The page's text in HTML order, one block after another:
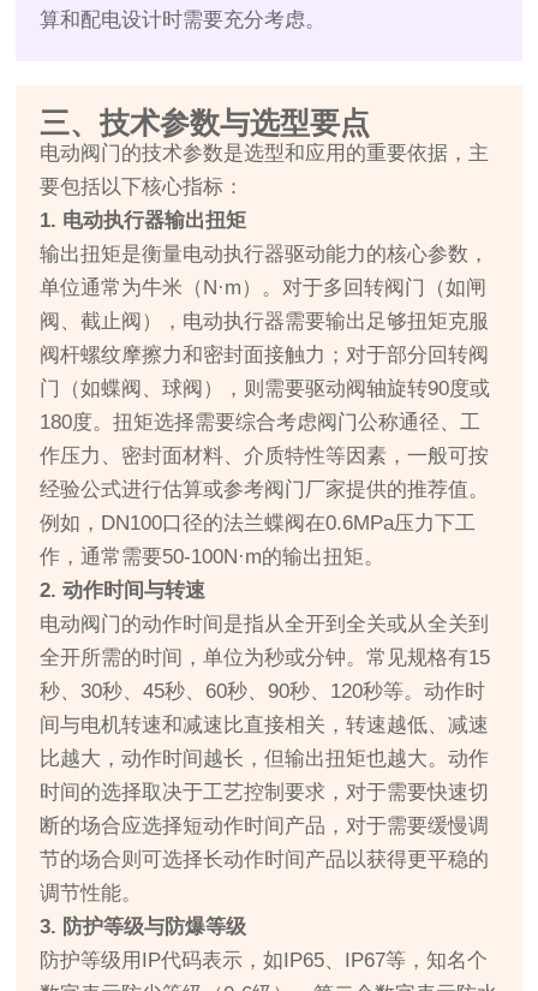
算和配电设计时需要充分考虑。
三、技术参数与选型要点
电动阀门的技术参数是选型和应用的重要依据，主
要包括以下核心指标：
1. 电动执行器输出扭矩
输出扭矩是衡量电动执行器驱动能力的核心参数，
单位通常为牛米（N·m）。对于多回转阀门（如闸
阀、截止阀），电动执行器需要输出足够扭矩克服
阀杆螺纹摩擦力和密封面接触力；对于部分回转阀
门（如蝶阀、球阀），则需要驱动阀轴旋转90度或
180度。扭矩选择需要综合考虑阀门公称通径、工
作压力、密封面材料、介质特性等因素，一般可按
经验公式进行估算或参考阀门厂家提供的推荐值。
例如，DN100口径的法兰蝶阀在0.6MPa压力下工
作，通常需要50-100N·m的输出扭矩。
2. 动作时间与转速
电动阀门的动作时间是指从全开到全关或从全关到
全开所需的时间，单位为秒或分钟。常见规格有15
秒、30秒、45秒、60秒、90秒、120秒等。动作时
间与电机转速和减速比直接相关，转速越低、减速
比越大，动作时间越长，但输出扭矩也越大。动作
时间的选择取决于工艺控制要求，对于需要快速切
断的场合应选择短动作时间产品，对于需要缓慢调
节的场合则可选择长动作时间产品以获得更平稳的
调节性能。
3. 防护等级与防爆等级
防护等级用IP代码表示，如IP65、IP67等，知名个